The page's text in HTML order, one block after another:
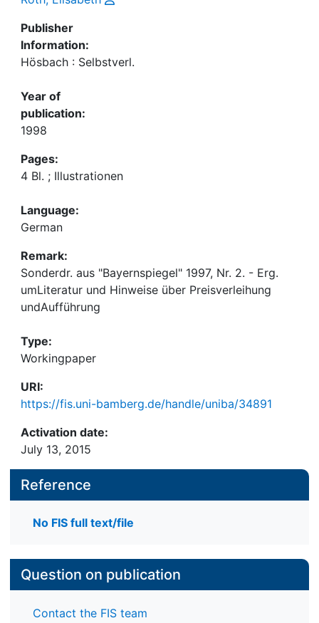
Publisher
Information:
Hösbach : Selbstverl.
Year of
publication:
1998
Pages:
4 Bl. ; Illustrationen
Language:
German
Remark:
Sonderdr. aus "Bayernspiegel" 1997, Nr. 2. - Erg.
umLiteratur und Hinweise über Preisverleihung
undAufführung
Type:
Workingpaper
URI:
https://fis.uni-bamberg.de/handle/uniba/34891
Activation date:
July 13, 2015
Reference
No FIS full text/file
Question on publication
Contact the FIS team